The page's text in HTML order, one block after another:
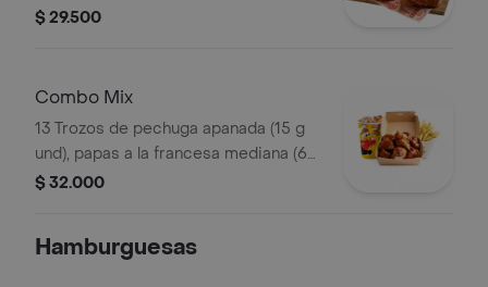
ligeramente picante , papas a la
$ 29.500
Combo Mix
13 Trozos de pechuga apanada (15 g
und), papas a la francesa mediana (60
g) y gaseosa (325 ml)
$ 32.000
Hamburguesas